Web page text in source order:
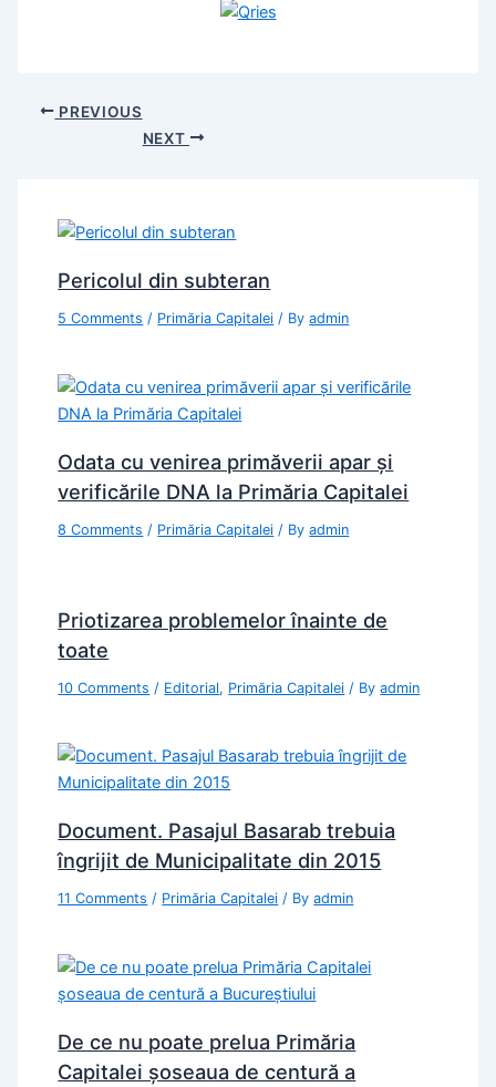
PREVIOUS
NEXT
Pericolul din subteran
5 Comments / Primăria Capitalei / Byadmin
Odata cu venirea primăverii apar şi
verificările DNA la Primăria Capitalei
8 Comments / Primăria Capitalei / Byadmin
Priotizarea problemelor înainte de
toate
10 Comments / Editorial, Primăria Capitalei / Byadmin
Document. Pasajul Basarab trebuia
îngrijit de Municipalitate din 2015
11 Comments / Primăria Capitalei / Byadmin
De ce nu poate prelua Primăria
Capitalei șoseaua de centură a